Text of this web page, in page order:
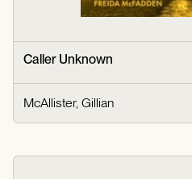
Caller Unknown
McAllister, Gillian